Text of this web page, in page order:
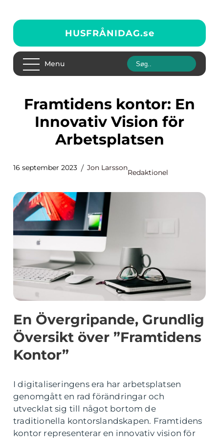
HUSFRÅNIDAG.se
Menu
Framtidens kontor: En
Innovativ Vision för
Arbetsplatsen
16 september 2023 Jon Larsson
Redaktionel
En Övergripande, Grundlig
Översikt över ”Framtidens
Kontor”
I digitaliseringens era har arbetsplatsen
genomgått en rad förändringar och
utvecklat sig till något bortom de
traditionella kontorslandskapen. Framtidens
kontor representerar en innovativ vision för